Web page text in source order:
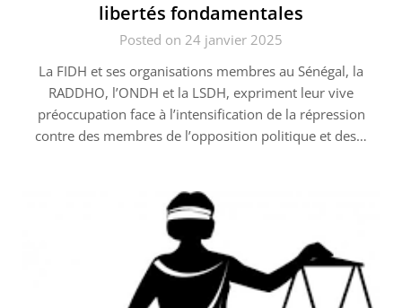
libertés fondamentales
Posted on 24 janvier 2025
La FIDH et ses organisations membres au Sénégal, la
RADDHO, l’ONDH et la LSDH, expriment leur vive
préoccupation face à l’intensification de la répression
contre des membres de l’opposition politique et des…